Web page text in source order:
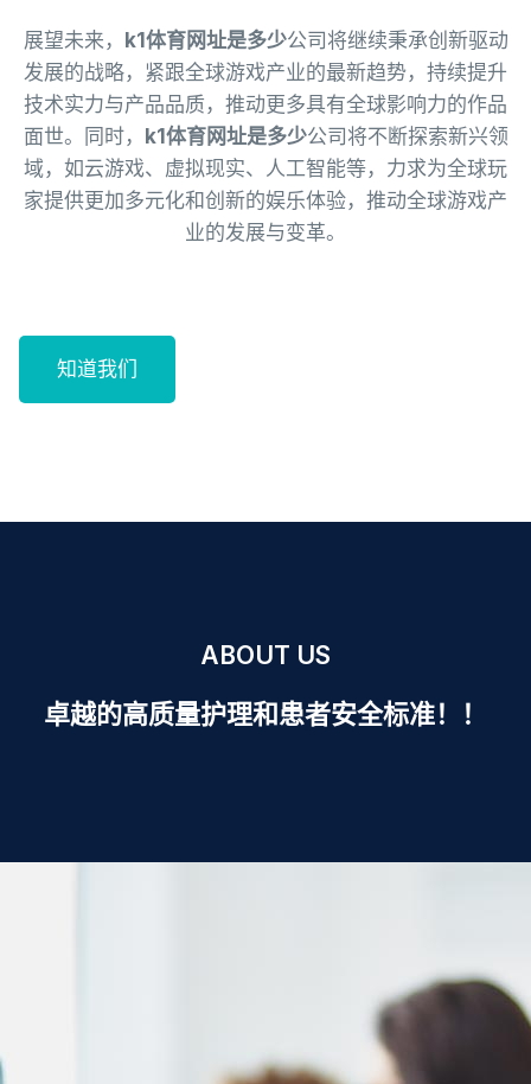
展望未来， k1体育网址是多少公司将继续秉承创新驱动
发展的战略，紧跟全球游戏产业的最新趋势，持续提升
技术实力与产品品质，推动更多具有全球影响力的作品
面世。同时， k1体育网址是多少公司将不断探索新兴领
域，如云游戏、虚拟现实、人工智能等，力求为全球玩
家提供更加多元化和创新的娱乐体验，推动全球游戏产
业的发展与变革。
知道我们
ABOUT US
卓越的高质量护理和患者安全标准！！